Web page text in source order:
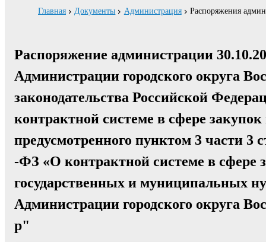
Главная Документы Администрация Распоряжения
Распоряжение администрации
Администрации городского округа
законодательства Российской
контрактной системе в сфере
предусмотренного пунктом 3 части 3
-ФЗ «О контрактной системе в сфере
государственных и муниципальных
Администрации городского округа
р"